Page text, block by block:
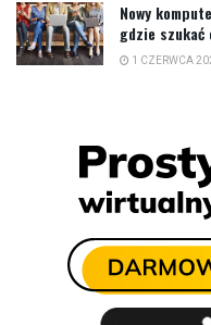
Nowy
gdzie szukać
1 CZERWCA